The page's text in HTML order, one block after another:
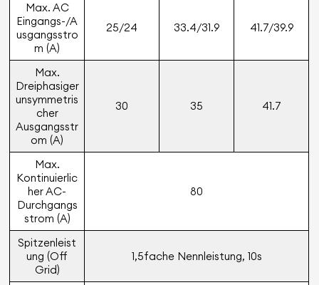
Max. AC
Eingangs-/A
usgangsstro
m (A)
25/24 33.4/31.9 41.7/39.9
Max.
Dreiphasiger
unsymmetris
cher
Ausgangsstr
om (A)
30 35 41.7
Max.
Kontinuierlic
her AC-
Durchgangs
strom (A)
80
Spitzenleist
ung (Off
Grid)
1,5fache Nennleistung, 10s